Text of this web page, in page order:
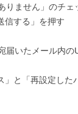
りません」のチェ
信する」を押す
届いたメール内の
と「再設定した